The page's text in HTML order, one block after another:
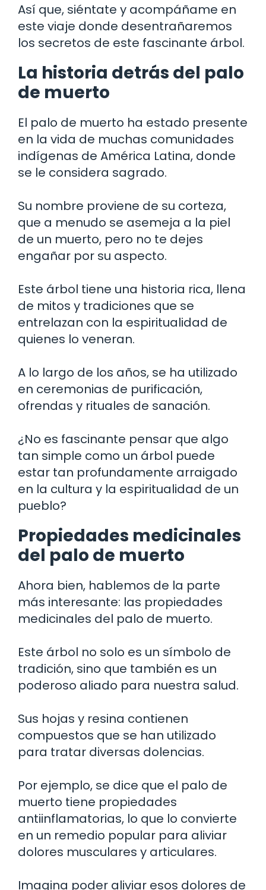
Así que, siéntate y acompáñame en
este viaje donde desentrañaremos
los secretos de este fascinante árbol.
La historia detrás del palo
de muerto
El palo de muerto ha estado presente
en la vida de muchas comunidades
indígenas de América Latina, donde
se le considera sagrado.
Su nombre proviene de su corteza,
que a menudo se asemeja a la piel
de un muerto, pero no te dejes
engañar por su aspecto.
Este árbol tiene una historia rica, llena
de mitos y tradiciones que se
entrelazan con la espiritualidad de
quienes lo veneran.
A lo largo de los años, se ha utilizado
en ceremonias de purificación,
ofrendas y rituales de sanación.
¿No es fascinante pensar que algo
tan simple como un árbol puede
estar tan profundamente arraigado
en la cultura y la espiritualidad de un
pueblo?
Propiedades medicinales
del palo de muerto
Ahora bien, hablemos de la parte
más interesante: las propiedades
medicinales del palo de muerto.
Este árbol no solo es un símbolo de
tradición, sino que también es un
poderoso aliado para nuestra salud.
Sus hojas y resina contienen
compuestos que se han utilizado
para tratar diversas dolencias.
Por ejemplo, se dice que el palo de
muerto tiene propiedades
antiinflamatorias, lo que lo convierte
en un remedio popular para aliviar
dolores musculares y articulares.
Imagina poder aliviar esos dolores de